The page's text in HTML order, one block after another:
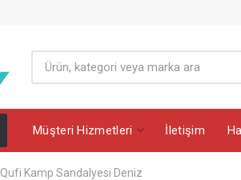
Müşteri Hizmetleri İletişim
Qufi Kamp Sandalyesi Deniz